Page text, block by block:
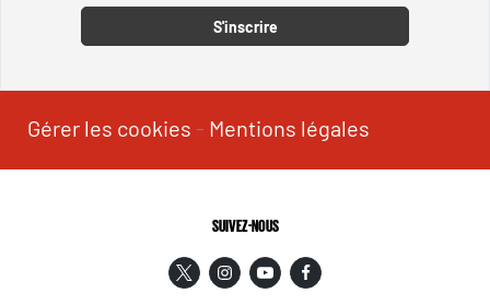
S'inscrire
Gérer les cookies - Mentions légales
SUIVEZ-NOUS